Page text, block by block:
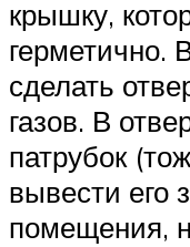
крышку,
герметично.
сделать
газов. В
патрубок
вывести его
помещения,